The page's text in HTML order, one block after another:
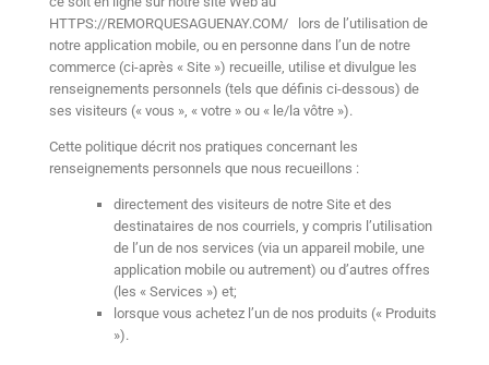
HTTPS://REMORQUESAGUENAY.COM/ lors de l’utilisation de
notre application mobile, ou en personne dans l’un de notre
commerce (ci-après « Site ») recueille, utilise et divulgue les
renseignements personnels (tels que définis ci-dessous) de
ses visiteurs (« vous », « votre » ou « le/la vôtre »).
Cette politique décrit nos pratiques concernant les
renseignements personnels que nous recueillons :
directement des visiteurs de notre Site et des
destinataires de nos courriels, y compris l’utilisation
de l’un de nos services (via un appareil mobile, une
application mobile ou autrement) ou d’autres offres
(les « Services ») et;
lorsque vous achetez l’un de nos produits (« Produits
»).